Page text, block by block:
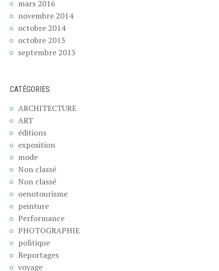
mars 2016
novembre 2014
octobre 2014
octobre 2013
septembre 2013
CATÉGORIES
ARCHITECTURE
ART
éditions
exposition
mode
Non classé
Non classé
oenotourisme
peinture
Performance
PHOTOGRAPHIE
politique
Reportages
voyage